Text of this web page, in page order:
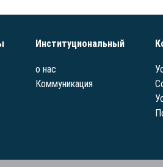
Институциональный
о нас
Коммуникация